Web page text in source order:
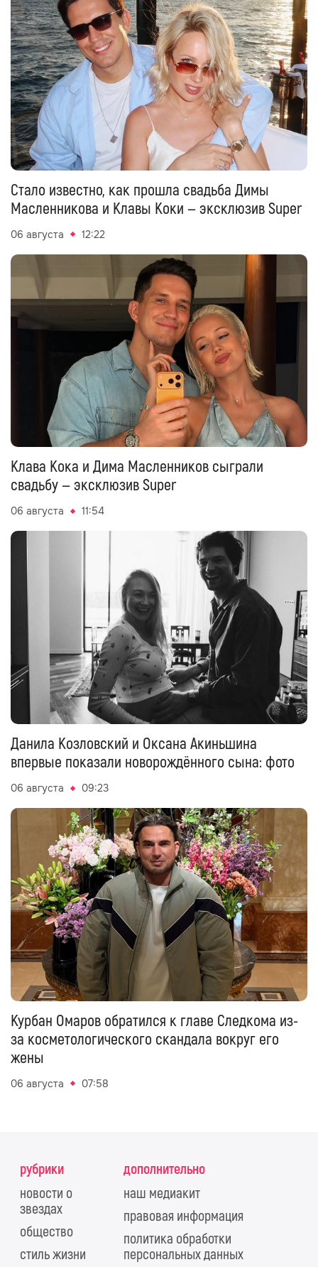
Стало известно, как прошла свадьба Димы
Масленникова и Клавы Коки — эксклюзив Super
06 августа 12:22
Клава Кока и Дима Масленников сыграли
свадьбу — эксклюзив Super
06 августа 11:54
Данила Козловский и Оксана Акиньшина
впервые показали новорождённого сына: фото
06 августа 09:23
Курбан Омаров обратился к главе Следкома из-
за косметологического скандала вокруг его
жены
06 августа 07:58
рубрики
новости о
звездах
общество
стиль жизни
дополнительно
наш медиакит
правовая информация
политика обработки
персональных данных